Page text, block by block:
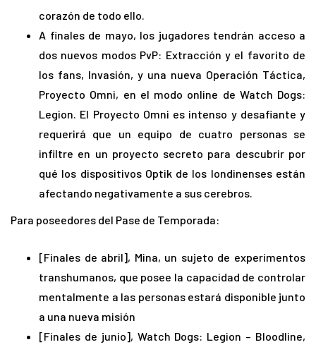
corazón de todo ello.
A finales de mayo, los jugadores tendrán acceso a
dos nuevos modos PvP: Extracción y el favorito de
los fans, Invasión, y una nueva Operación Táctica,
Proyecto Omni, en el modo online de Watch Dogs:
Legion. El Proyecto Omni es intenso y desafiante y
requerirá que un equipo de cuatro personas se
infiltre en un proyecto secreto para descubrir por
qué los dispositivos Optik de los londinenses están
afectando negativamente a sus cerebros.
Para poseedores del Pase de Temporada:
[Finales de abril], Mina, un sujeto de experimentos
transhumanos, que posee la capacidad de controlar
mentalmente a las personas estará disponible junto
a una nueva misión
[Finales de junio], Watch Dogs: Legion – Bloodline,